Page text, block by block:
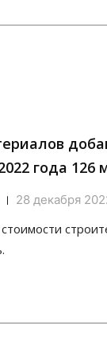
года 126
28 декабря